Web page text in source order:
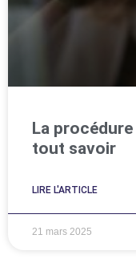
La
tout savoir
LIRE L'ARTICLE
21 mars 2025